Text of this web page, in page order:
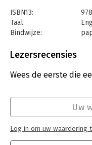
psychodynamic
when and how to
assessing patients,
others. In an easy-to-
key clinical skills. The
resources, including
(PAC) forms and
ISBN13:
Taal:
Bindwijze:
Uitgever:
Lezersrecensies
Wees de eerste die
Uw
Log in om uw waardering